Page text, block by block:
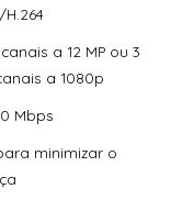
Vertx Evo™
Proximidade
Proximidade
a 12 MP ou 3
a 1080p
Mbps
minimizar o